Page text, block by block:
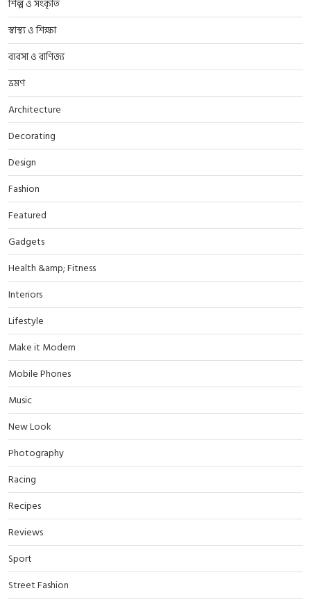
শিল্প ও সংকৃতি
স্বাস্থ্য ও শিক্ষা
ব্যবসা ও বাণিজ্য
ভ্রমণ
Architecture
Decorating
Design
Fashion
Featured
Gadgets
Health &amp; Fitness
Interiors
Lifestyle
Make it Modern
Mobile Phones
Music
New Look
Photography
Racing
Recipes
Reviews
Sport
Street Fashion